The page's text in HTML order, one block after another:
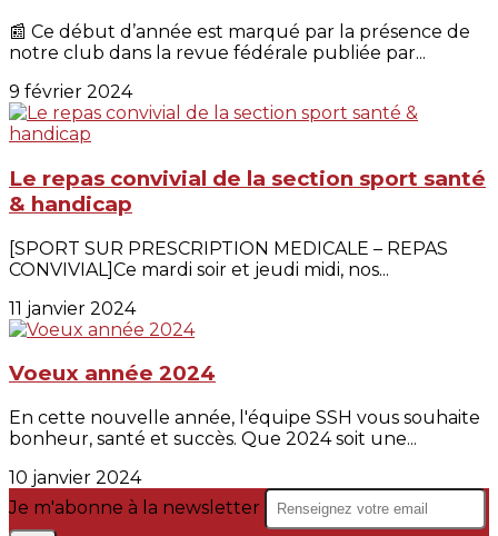
📰 Ce début d’année est marqué par la présence de
notre club dans la revue fédérale publiée par...
9 février 2024
Le repas convivial de la section sport santé
& handicap
[SPORT SUR PRESCRIPTION MEDICALE – REPAS
CONVIVIAL]Ce mardi soir et jeudi midi, nos...
11 janvier 2024
Voeux année 2024
En cette nouvelle année, l'équipe SSH vous souhaite
bonheur, santé et succès. Que 2024 soit une...
10 janvier 2024
Je m'abonne à la newsletter